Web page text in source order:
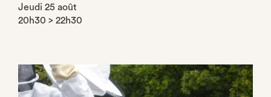
Jeudi 25 août
20h30 > 22h30